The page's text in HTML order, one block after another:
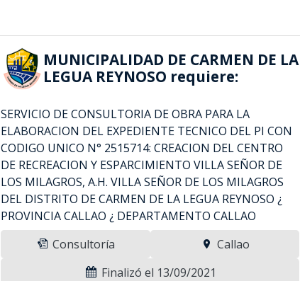
MUNICIPALIDAD DE CARMEN DE LA
LEGUA REYNOSO requiere:
SERVICIO DE CONSULTORIA DE OBRA PARA LA
ELABORACION DEL EXPEDIENTE TECNICO DEL PI CON
CODIGO UNICO N° 2515714: CREACION DEL CENTRO
DE RECREACION Y ESPARCIMIENTO VILLA SEÑOR DE
LOS MILAGROS, A.H. VILLA SEÑOR DE LOS MILAGROS
DEL DISTRITO DE CARMEN DE LA LEGUA REYNOSO ¿
PROVINCIA CALLAO ¿ DEPARTAMENTO CALLAO
Consultoría
Callao
Finalizó el 13/09/2021